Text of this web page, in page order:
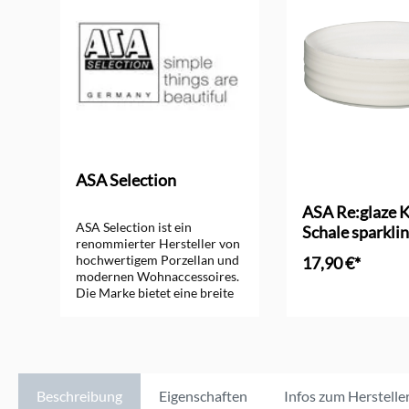
ASA Selection
ASA Selection ist ein
renommierter Hersteller von
hochwertigem Porzellan und
modernen Wohnaccessoires.
Die Marke bietet eine breite
ASA Selection steht für
zeitlose Eleganz und
ASA Re:glaze
Schale
17,90 €*
Beschreibung Eigenschaften Infos zum